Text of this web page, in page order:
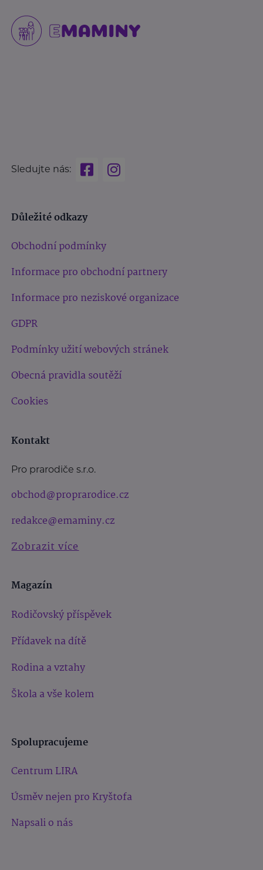
Sledujte nás:
Důležité odkazy
Obchodní podmínky
Informace pro obchodní partnery
Informace pro neziskové organizace
GDPR
Podmínky užití webových stránek
Obecná pravidla soutěží
Cookies
Kontakt
Pro prarodiče s.r.o.
obchod@proprarodice.cz
redakce@emaminy.cz
Zobrazit více
Magazín
Rodičovský příspěvek
Přídavek na dítě
Rodina a vztahy
Škola a vše kolem
Spolupracujeme
Centrum LIRA
Úsměv nejen pro Kryštofa
Napsali o nás